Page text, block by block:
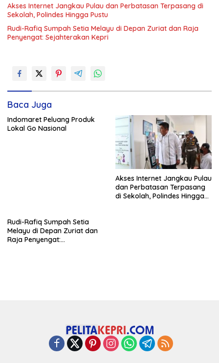
Akses Internet Jangkau Pulau dan Perbatasan Terpasang di
Sekolah, Polindes Hingga Pustu
Rudi-Rafiq Sumpah Setia Melayu di Depan Zuriat dan Raja
Penyengat: Sejahterakan Kepri
Baca Juga
Indomaret Peluang Produk
Lokal Go Nasional
Akses Internet Jangkau Pulau
dan Perbatasan Terpasang
di Sekolah, Polindes Hingga
Rudi-Rafiq Sumpah Setia
Melayu di Depan Zuriat dan
Raja Penyengat: